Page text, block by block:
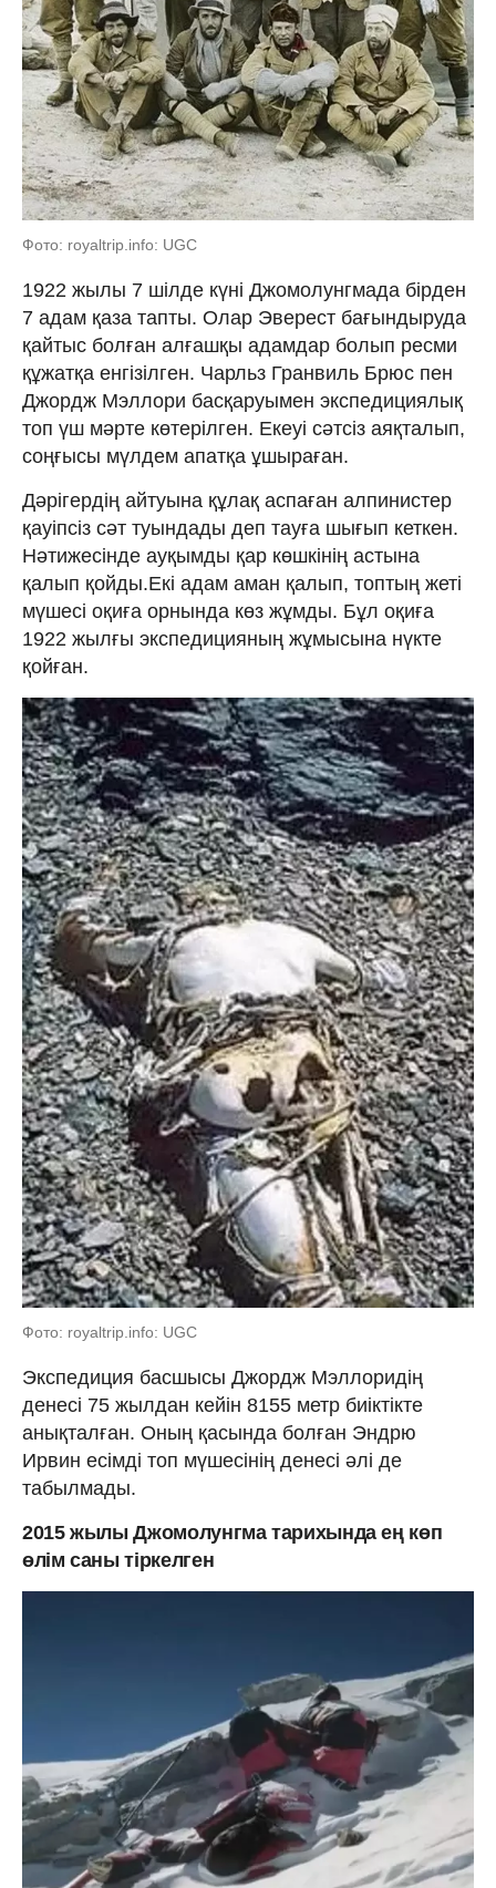
Фото: royaltrip.info: UGC
1922 жылы 7 шілде күні Джомолунгмада бірден
7 адам қаза тапты. Олар Эверест бағындыруда
қайтыс болған алғашқы адамдар болып ресми
құжатқа енгізілген. Чарльз Гранвиль Брюс пен
Джордж Мэллори басқаруымен экспедициялық
топ үш мәрте көтерілген. Екеуі сәтсіз аяқталып,
соңғысы мүлдем апатқа ұшыраған.
Дәрігердің айтуына құлақ аспаған алпинистер
қауіпсіз сәт туындады деп тауға шығып кеткен.
Нәтижесінде ауқымды қар көшкінің астына
қалып қойды.Екі адам аман қалып, топтың жеті
мүшесі оқиға орнында көз жұмды. Бұл оқиға
1922 жылғы экспедицияның жұмысына нүкте
қойған.
Фото: royaltrip.info: UGC
Экспедиция басшысы Джордж Мэллоридің
денесі 75 жылдан кейін 8155 метр биіктікте
анықталған. Оның қасында болған Эндрю
Ирвин есімді топ мүшесінің денесі әлі де
табылмады.
2015 жылы Джомолунгма тарихында ең көп
өлім саны тіркелген